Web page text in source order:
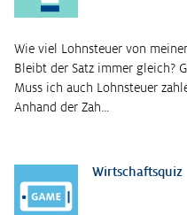
Wie viel Lohnsteuer von
Bleibt der Satz immer gleich?
Muss ich auch Lohnsteuer
Anhand der Zah…
Wirtschaftsquiz